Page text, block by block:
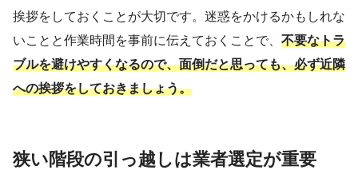
挨拶をしておくことが大切です。迷惑をかけるかもしれな
いことと作業時間を事前に伝えておくことで、 不要なトラ
ブルを避けやすくなるので、面倒だと思っても、必ず近隣
への挨拶をしておきましょう。
狭い階段の引っ越しは業者選定が重要